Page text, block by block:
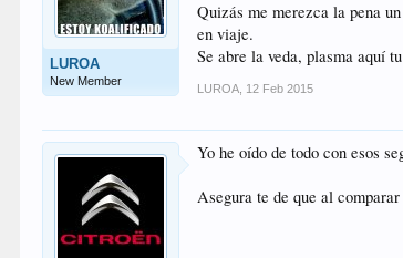
LUROA
New Member
Quizás me merezca la pena
en viaje.
Se abre la veda, plasma aquí
LUROA 12 Feb 2015
Yo he oído de todo con esos
Asegura te de que al